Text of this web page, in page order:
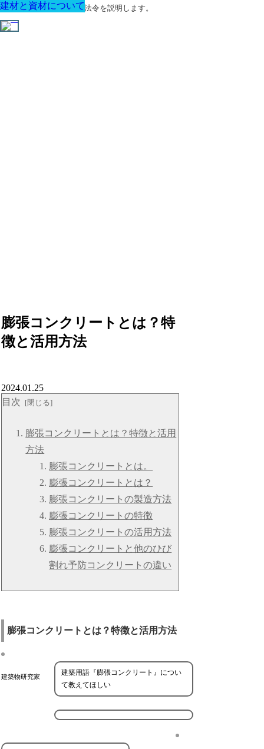
建築に関する用語と関連法令を説明します。
膨張コンクリートとは？特
徴と活用方法
建材と資材について
2024.01.25
目次
膨張コンクリートとは？特徴と活用
方法
膨張コンクリートとは。
膨張コンクリートとは？
膨張コンクリートの製造方法
膨張コンクリートの特徴
膨張コンクリートの活用方法
膨張コンクリートと他のひび
割れ予防コンクリートの違い
膨張コンクリートとは？特徴と活用方法
建築物研究家
建築用語『膨張コンクリート』につい
て教えてほしい
建材と資材について
建材と資材について
建材と資材について
建材と資材について
建材と資材について
建材と資材について